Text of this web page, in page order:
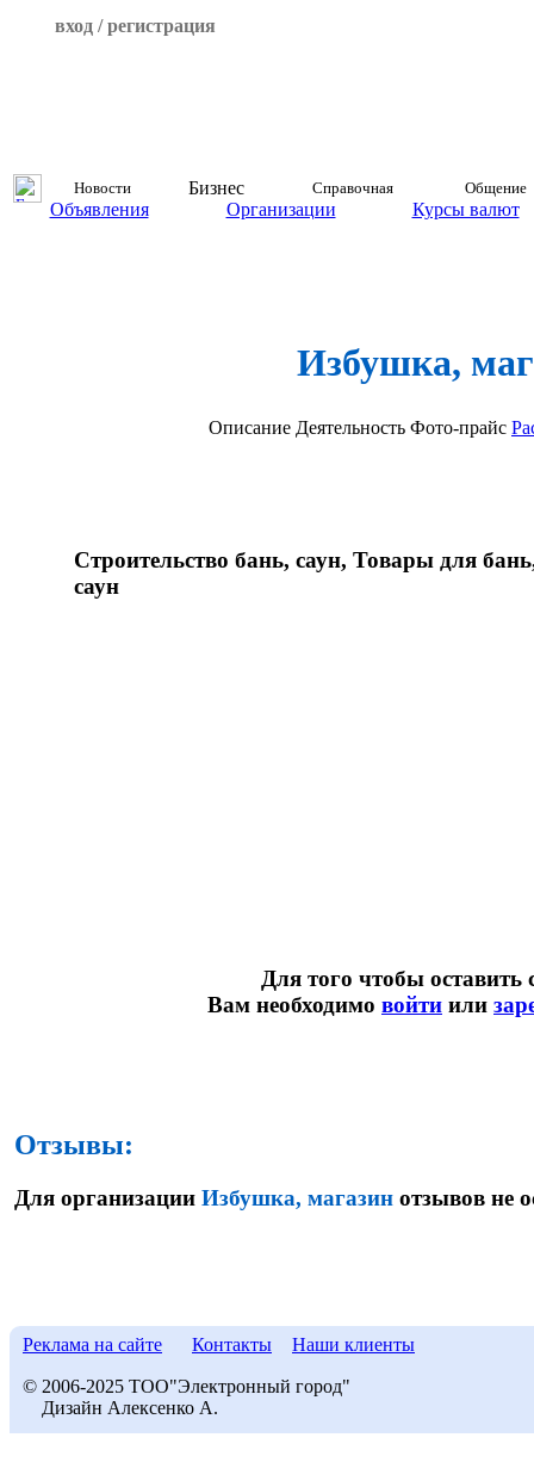
вход / регистрация
Новости Бизнес Справочная Общение
Объявления Организации Курсы валют
Избушка,
Описание Деятельность Фото-прайс
Строительство бань, саун, Товары для
саун
Для того чтобы оставить
Вам необходимо войти или
Отзывы:
Для организации Избушка, магазин отзывов не
Реклама на сайте Контакты Наши клиенты
© 2006-2025 ТОО"Электронный город"
Дизайн Алексенко А.